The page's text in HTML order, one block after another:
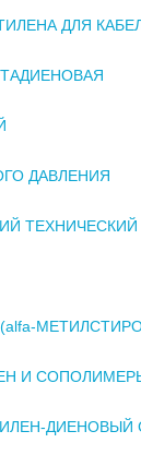
ДЛЯ
ДАВЛЕНИЯ
ТЕХНИЧЕСКИЙ
И
ДИЕНОВЫЙ